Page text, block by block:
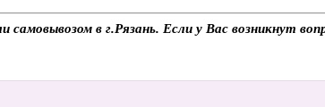
в г.Рязань. Если у Вас возникнут